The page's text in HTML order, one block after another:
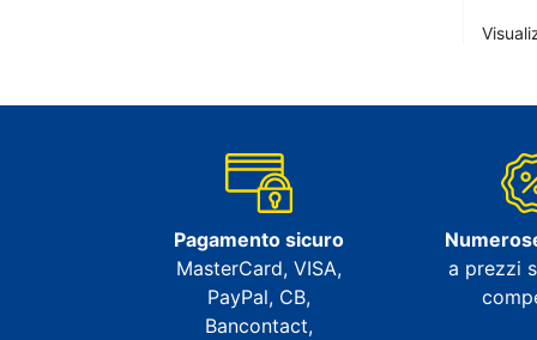
Pagamento sicuro
MasterCard, VISA,
PayPal, CB,
Bancontact,
a prezzi